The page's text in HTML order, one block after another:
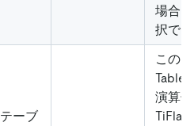
場合
択で
テーブ
この
演算